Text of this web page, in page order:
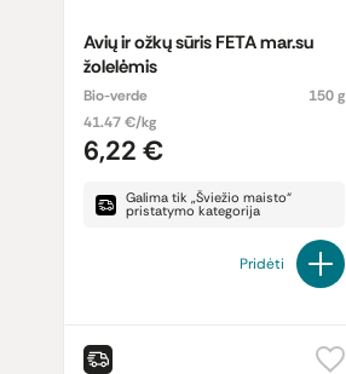
Avių ir ožkų sūris FETA mar.su
žolelėmis
Bio-verde
150 g
41.47 €/kg
6,22 €
Galima tik „Šviežio maisto“
pristatymo kategorija
Pridėti